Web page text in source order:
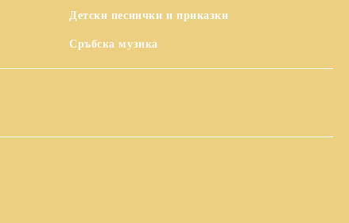
Детски песнички и приказки
Сръбска музика